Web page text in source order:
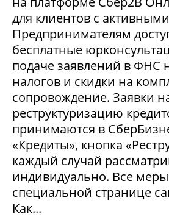
для клиентов с
Предпринимателям
бесплатные
подаче заявлений в ФНС
налогов и скидки на
сопровождение. Заявки
реструктуризацию
принимаются в
«Кредиты», кнопка
каждый случай
индивидуально. Все
специальной странице
Как...